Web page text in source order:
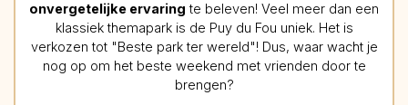
onvergetelijke ervaring te beleven! Veel meer dan een
klassiek themapark is de Puy du Fou uniek. Het is
verkozen tot "Beste park ter wereld"! Dus, waar wacht je
nog op om het beste weekend met vrienden door te
brengen?